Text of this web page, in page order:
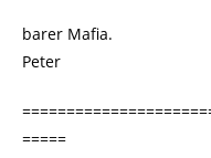
barer Mafia.
Peter
=====